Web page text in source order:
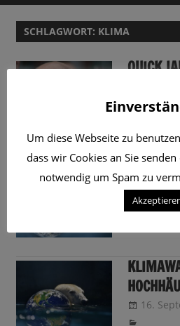
SCHLAGWORT: KLIMA
QUICK
23.
16.
Um diese Webseite zu
dass wir Cookies an Sie
notwendig um Spam zu